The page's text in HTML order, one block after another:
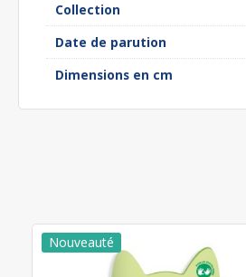
Collection
Date de parution
Dimensions en cm